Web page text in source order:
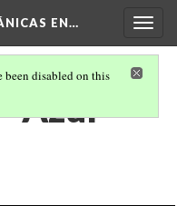
EN…
been disabled on this
Azul